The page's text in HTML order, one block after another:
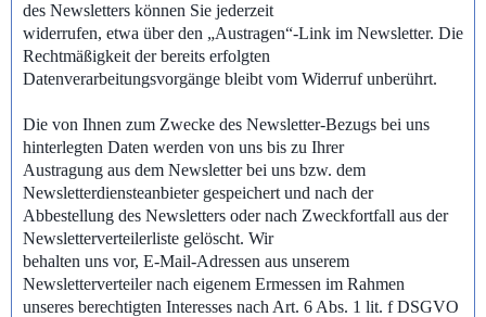
des Newsletters können Sie jederzeit
widerrufen, etwa über den „Austragen“-Link im Newsletter. Die
Rechtmäßigkeit der bereits erfolgten
Datenverarbeitungsvorgänge bleibt vom Widerruf unberührt.
Die von Ihnen zum Zwecke des Newsletter-Bezugs bei uns
hinterlegten Daten werden von uns bis zu Ihrer
Austragung aus dem Newsletter bei uns bzw. dem
Newsletterdiensteanbieter gespeichert und nach der
Abbestellung des Newsletters oder nach Zweckfortfall aus der
Newsletterverteilerliste gelöscht. Wir
behalten uns vor, E-Mail-Adressen aus unserem
Newsletterverteiler nach eigenem Ermessen im Rahmen
unseres berechtigten Interesses nach Art. 6 Abs. 1 lit. f DSGVO